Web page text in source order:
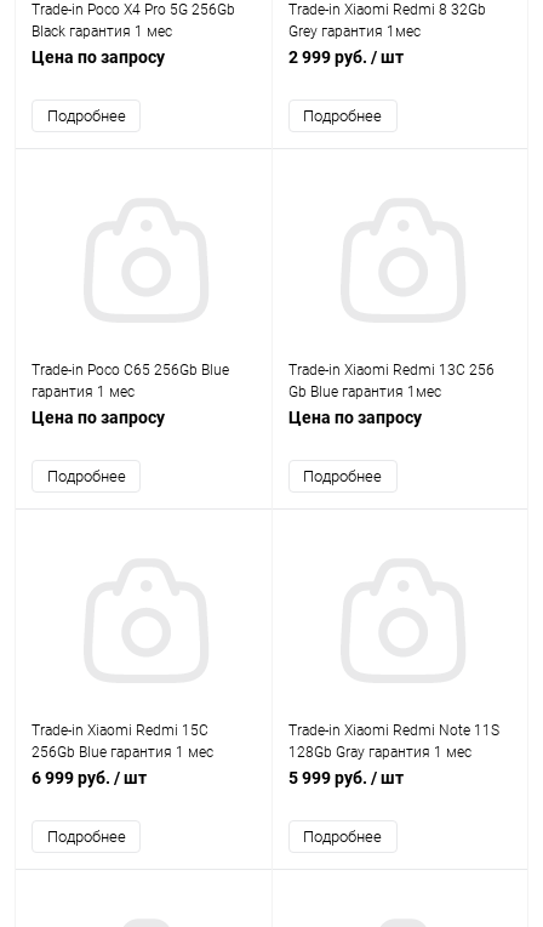
Trade-in Poco X4 Pro 5G 256Gb
Black гарантия 1 мес
Цена по запросу
Подробнее
Trade-in Xiaomi Redmi 8 32Gb
Grey гарантия 1мес
2 999 руб. / шт
Подробнее
Trade-in Poco C65 256Gb Blue
гарантия 1 мес
Цена по запросу
Подробнее
Trade-in Xiaomi Redmi 13C 256
Gb Blue гарантия 1мес
Цена по запросу
Подробнее
Trade-in Xiaomi Redmi 15С
256Gb Blue гарантия 1 мес
6 999 руб. / шт
Подробнее
Trade-in Xiaomi Redmi Note 11S
128Gb Gray гарантия 1 мес
5 999 руб. / шт
Подробнее